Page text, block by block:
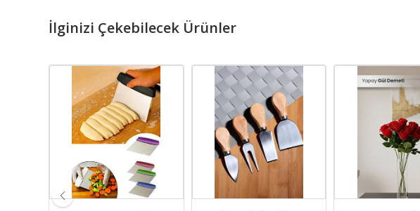
İlginizi Çekebilecek Ürünler